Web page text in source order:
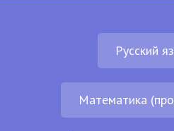
Русский
Математика